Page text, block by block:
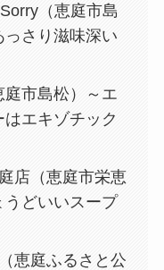
（恵庭市島
さり滋味深い
市島松）～エ
エキゾチック
店（恵庭市栄恵
うどいいスープ
恵庭ふるさと公